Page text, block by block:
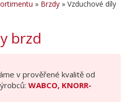
» Brzdy » Vzduchové díly
brzd
v prověřené kvalitě od
WABCO, KNORR-